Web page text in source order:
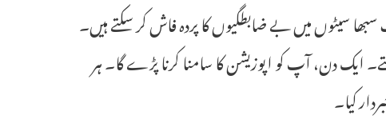
فراہم نہیں کرتے ہیں، تو ہم اب بھی 15 سے 20 لوک سبھا سیٹوں میں بے ضابطگیوں کا پردہ فاش کر سکتے ہیں۔
دن، آپ کو اپوزیشن کا سامنا کرنا پڑے گا۔ ہر
کیا۔